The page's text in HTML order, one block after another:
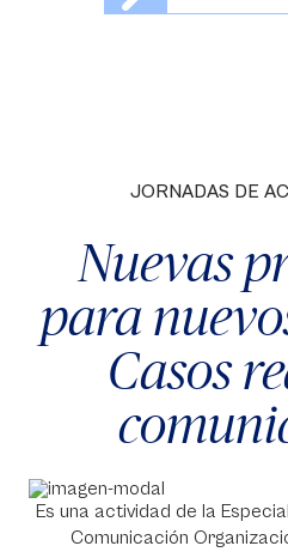
JORNADAS DE
Nuevas
para
Casos
Es una actividad de la
Comunicación